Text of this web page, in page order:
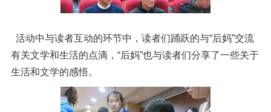
活动中与读者互动的环节中，读者们踊跃的与“后妈”交流
有关文学和生活的点滴，“后妈”也与读者们分享了一些关于
生活和文学的感悟。